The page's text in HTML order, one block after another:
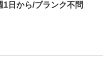
日から/ブランク不問